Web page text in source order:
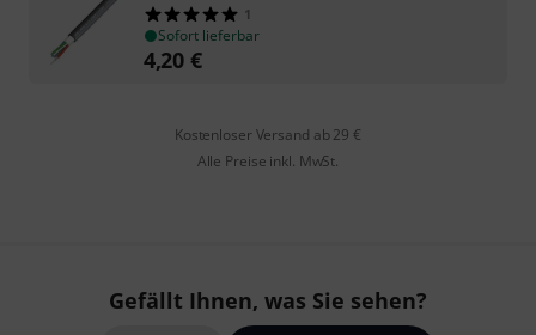
1
Sofort lieferbar
4,20 €
Kostenloser Versand ab 29 €
Alle Preise inkl. MwSt.
Gefällt Ihnen, was Sie sehen?